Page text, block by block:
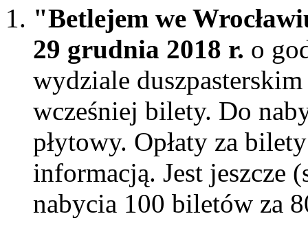
"Betlejem we
29 grudnia 2018 r. o
wydziale
wcześniej bilety. Do
płytowy. Opłaty za
informacją. Jest jeszcze
nabycia 100 biletów za